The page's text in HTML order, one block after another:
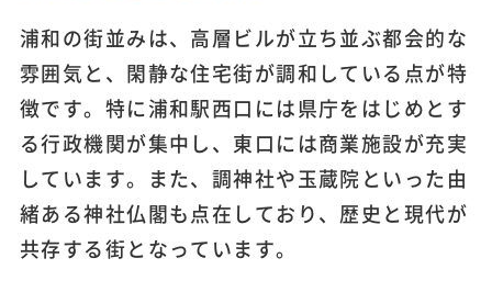
浦和の街並みは、高層ビルが立ち並ぶ都会的な
雰囲気と、閑静な住宅街が調和している点が特
徴です。特に浦和駅西口には県庁をはじめとす
る行政機関が集中し、東口には商業施設が充実
しています。また、調神社や玉蔵院といった由
緒ある神社仏閣も点在しており、歴史と現代が
共存する街となっています。